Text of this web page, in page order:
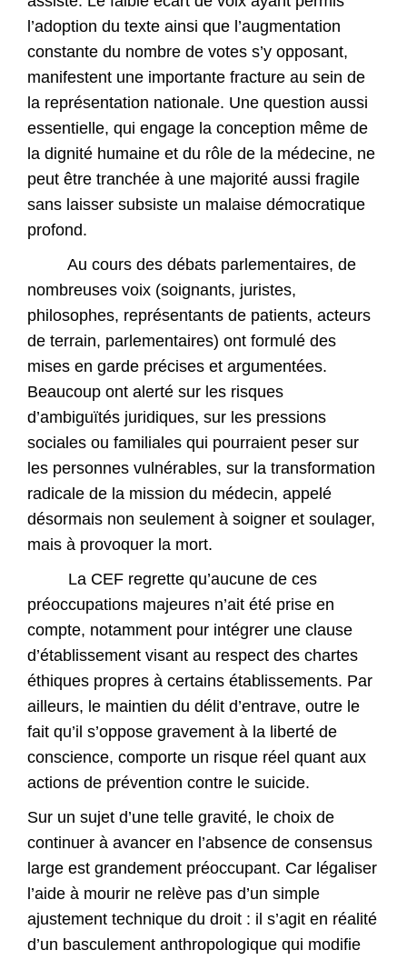
l’adoption du texte ainsi que l’augmentation
constante du nombre de votes s’y opposant,
manifestent une importante fracture au sein de
la représentation nationale. Une question aussi
essentielle, qui engage la conception même de
la dignité humaine et du rôle de la médecine, ne
peut être tranchée à une majorité aussi fragile
sans laisser subsiste un malaise démocratique
profond.
Au cours des débats parlementaires, de
nombreuses voix (soignants, juristes,
philosophes, représentants de patients, acteurs
de terrain, parlementaires) ont formulé des
mises en garde précises et argumentées.
Beaucoup ont alerté sur les risques
d’ambiguïtés juridiques, sur les pressions
sociales ou familiales qui pourraient peser sur
les personnes vulnérables, sur la transformation
radicale de la mission du médecin, appelé
désormais non seulement à soigner et soulager,
mais à provoquer la mort.
La CEF regrette qu’aucune de ces
préoccupations majeures n’ait été prise en
compte, notamment pour intégrer une clause
d’établissement visant au respect des chartes
éthiques propres à certains établissements. Par
ailleurs, le maintien du délit d’entrave, outre le
fait qu’il s’oppose gravement à la liberté de
conscience, comporte un risque réel quant aux
actions de prévention contre le suicide.
Sur un sujet d’une telle gravité, le choix de
continuer à avancer en l’absence de consensus
large est grandement préoccupant. Car légaliser
l’aide à mourir ne relève pas d’un simple
ajustement technique du droit : il s’agit en réalité
d’un basculement anthropologique qui modifie